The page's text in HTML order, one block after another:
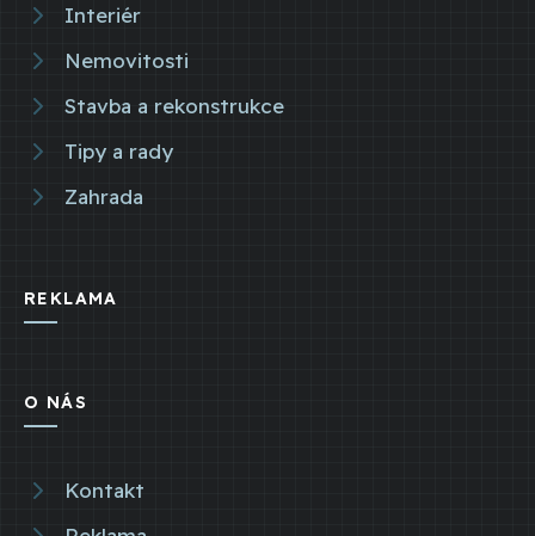
Interiér
Nemovitosti
Stavba a rekonstrukce
Tipy a rady
Zahrada
REKLAMA
O NÁS
Kontakt